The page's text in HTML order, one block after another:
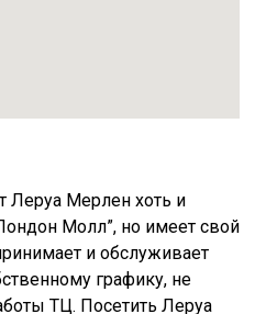
Леруа Мерлен хоть и
Молл”, но имеет свой
и обслуживает
графику, не
ТЦ. Посетить Леруа